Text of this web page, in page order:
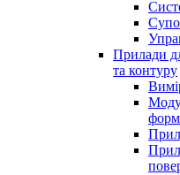
Прилади
та контуру